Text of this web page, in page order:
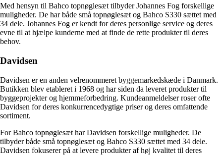
Med hensyn til Bahco topnøglesæt tilbyder Johannes Fog forskellige
muligheder. De har både små topnøglesæt og Bahco S330 sættet med
34 dele. Johannes Fog er kendt for deres personlige service og deres
evne til at hjælpe kunderne med at finde de rette produkter til deres
behov.
Davidsen
Davidsen er en anden velrenommeret byggemarkedskæde i Danmark.
Butikken blev etableret i 1968 og har siden da leveret produkter til
byggeprojekter og hjemmeforbedring. Kundeanmeldelser roser ofte
Davidsen for deres konkurrencedygtige priser og deres omfattende
sortiment.
For Bahco topnøglesæt har Davidsen forskellige muligheder. De
tilbyder både små topnøglesæt og Bahco S330 sættet med 34 dele.
Davidsen fokuserer på at levere produkter af høj kvalitet til deres